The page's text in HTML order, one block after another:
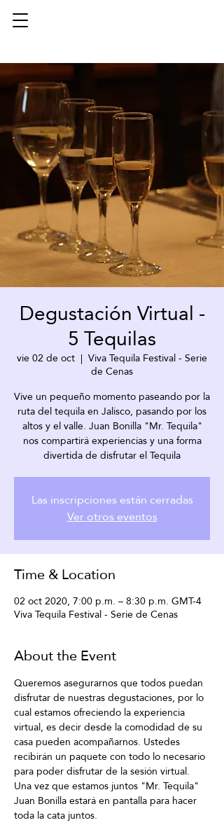
Degustación Virtual -
5 Tequilas
vie 02 de oct
  |
Viva Tequila Festival - Serie
de Cenas
Vive un pequeño momento paseando por la
ruta del tequila en Jalisco, pasando por los
altos y el valle. Juan Bonilla "Mr. Tequila"
nos compartirá experiencias y una forma
divertida de disfrutar el Tequila
Las inscripciones están cerradas
Ver otros eventos
Time & Location
02 oct 2020, 7:00 p.m. – 8:30 p.m. GMT-4
Viva Tequila Festival - Serie de Cenas
About the Event
Queremos asegurarnos que todos puedan
disfrutar de nuestras degustaciones, por lo
cual estamos ofreciendo la experiencia
virtual, es decir desde la comodidad de su
casa pueden acompañarnos. Ustedes
recibirán un paquete con todo lo necesario
para poder disfrutar de la sesión virtual.
Una vez que estamos juntos "Mr. Tequila"
Juan Bonilla estará en pantalla para hacer
toda la cata juntos.